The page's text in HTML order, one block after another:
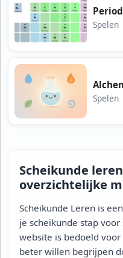
Spelen
Spelen
Scheikunde
overzichtelijke
Scheikunde Leren is
je scheikunde stap
website is bedoeld
beter willen begrijpen